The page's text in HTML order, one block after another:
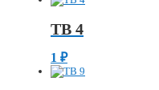
ТВ 4
1 ₽